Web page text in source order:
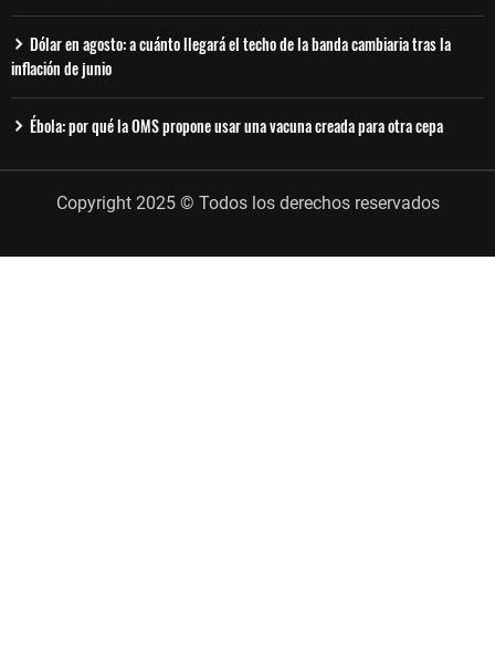
Dólar en agosto: a cuánto llegará el techo de la banda cambiaria tras la
inflación de junio
Ébola: por qué la OMS propone usar una vacuna creada para otra cepa
Copyright 2025 © Todos los derechos reservados